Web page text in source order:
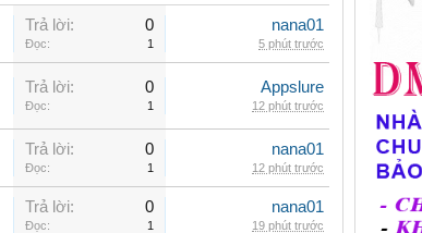
Trả lời: 0
Đọc: 1
nana01
5 phút trước
Trả lời: 0
Đọc: 1
Appslure
12 phút trước
Trả lời: 0
Đọc: 1
nana01
12 phút trước
Trả lời: 0
Đọc: 1
nana01
19 phút trước